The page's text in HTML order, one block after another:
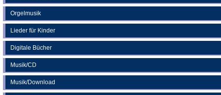
Orgelmusik
Lieder für Kinder
Digitale Bücher
Musik/CD
Musik/Download